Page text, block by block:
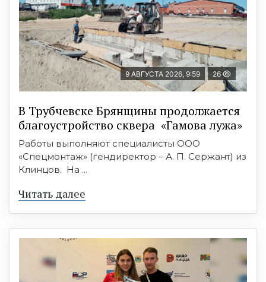
9 АВГУСТА 2026, 9:59 26
В Трубчевске Брянщины продолжается
благоустройство сквера «Гамова лужа»
Работы выполняют специалисты ООО
«Спецмонтаж» (гендиректор – А. П. Сержант) из
Клинцов. На ...
Читать далее